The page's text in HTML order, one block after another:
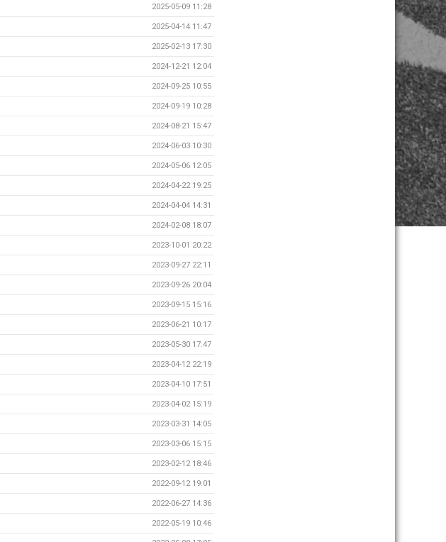
2025-05-09 11:28
2025-04-14 11:47
2025-02-13 17:30
2024-12-21 12:04
2024-09-25 10:55
2024-09-19 10:28
2024-08-21 15:47
2024-06-03 10:30
2024-05-06 12:05
2024-04-22 19:25
2024-04-04 14:31
2024-02-08 18:07
2023-10-01 20:22
2023-09-27 22:11
2023-09-26 20:04
2023-09-15 15:16
2023-06-21 10:17
2023-05-30 17:47
2023-04-12 22:19
2023-04-10 17:51
2023-04-02 15:19
2023-03-31 14:05
2023-03-06 15:15
2023-02-12 18:46
2022-09-12 19:01
2022-06-27 14:36
2022-05-19 10:46